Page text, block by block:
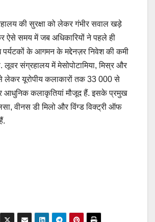
की सुरक्षा को लेकर गंभीर सवाल खड़े
ऐसे समय में जब अधिकारियों ने पहले ही
के आगमन के मद्देनज़र निवेश की कमी
लूवर संग्रहालय में मेसोपोटामिया, मिस्र और
से लेकर यूरोपीय कलाकारों तक 33 000 से
आधुनिक कलाकृतियां मौजूद हैं. इसके प्रमुख
वीनस डी मिलो और विंग्ड विक्ट्री ऑफ